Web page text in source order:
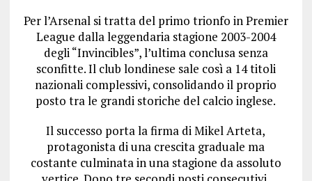
Per l’Arsenal si tratta del primo trionfo in Premier
League dalla leggendaria stagione 2003-2004
degli “Invincibles”, l’ultima conclusa senza
sconfitte. Il club londinese sale così a 14 titoli
nazionali complessivi, consolidando il proprio
posto tra le grandi storiche del calcio inglese.
Il successo porta la firma di Mikel Arteta,
protagonista di una crescita graduale ma
costante culminata in una stagione da assoluto